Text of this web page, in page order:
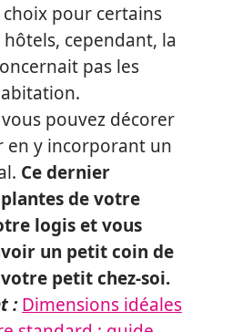
pour certains
cependant, la
pas les
pouvez décorer
y incorporant un
Ce dernier
de votre
logis et vous
un petit coin de
petit chez-soi.
: Dimensions idéales